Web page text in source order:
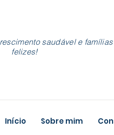
saudável e famílias
felizes!
Início Sobre mim